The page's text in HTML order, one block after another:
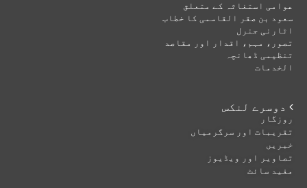
عوامی استغاثہ کے متعلق
سعود بن صقر القاسمی کا خطاب
اٹارنی جنرل
تصور، مہم، اقدار اور مقاصد
تنظیمی ڈھانچہ
الخدمات
 دوسرے لنکس
روزگار
تقریبات اور سرگرمیاں
خبریں
تصاویر اور ویڈیوز
مفید سائٹ